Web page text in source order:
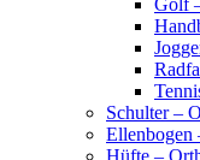
Golf
Schulter –
Ellenbogen
Hüfte –